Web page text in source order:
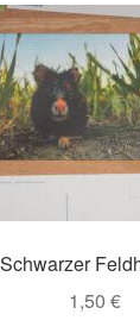
1,50 €